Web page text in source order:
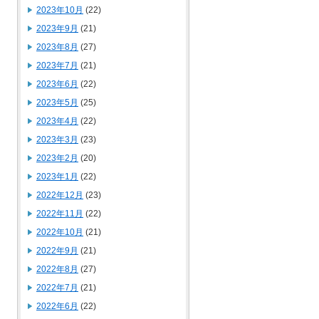
2023年10月 (22)
2023年9月 (21)
2023年8月 (27)
2023年7月 (21)
2023年6月 (22)
2023年5月 (25)
2023年4月 (22)
2023年3月 (23)
2023年2月 (20)
2023年1月 (22)
2022年12月 (23)
2022年11月 (22)
2022年10月 (21)
2022年9月 (21)
2022年8月 (27)
2022年7月 (21)
2022年6月 (22)